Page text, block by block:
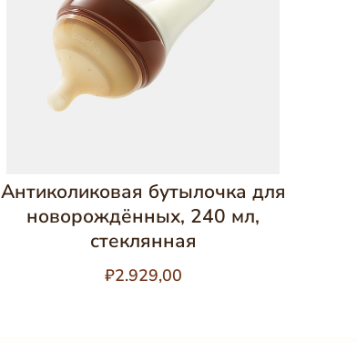
Антиколиковая бутылочка для
новорождённых, 240 мл,
стеклянная
₽2.929,00